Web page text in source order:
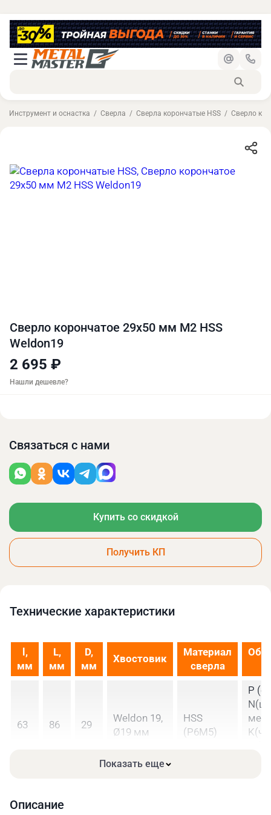
Инструмент и оснастка Сверла Сверла корончатые HSS Сверло
Сверло корончатое 29х50 мм M2 HSS
Weldon19
2 695 ₽
Нашли дешевле?
Связаться с нами
Купить со скидкой
Получить КП
Технические xарактеристики
l,
мм
L,
мм
D,
мм
Хвостовик
Материал
сверла
63 86 29
Weldon 19,
Ø19 мм
HSS
(Р6М5)
P
Показать еще
Описание